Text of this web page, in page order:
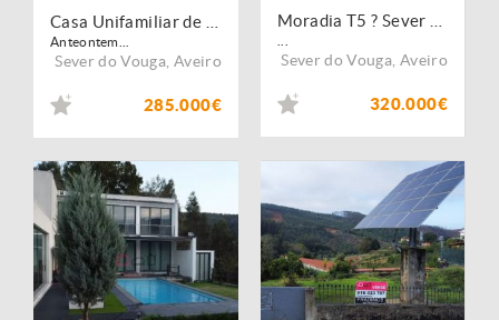
Anteontem...
Sever do Vouga Aveiro
285.000€
Sever do Vouga Aveiro
320.000€